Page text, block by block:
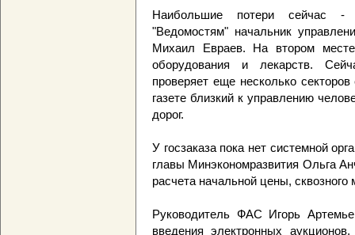
Наибольшие потери сейчас -
"Ведомостям" начальник
Михаил Евраев. На втором
оборудования и лекарств.
проверяет еще несколько
газете близкий к управлению
дорог.
У госзаказа пока нет системной
главы Минэкономразвития Ольга
расчета начальной цены, сквозного
Руководитель ФАС Игорь
введения электронных